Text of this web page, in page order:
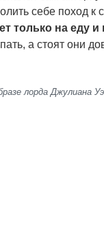
себе поход к
только на еду
а стоят они
лорда Джулиана